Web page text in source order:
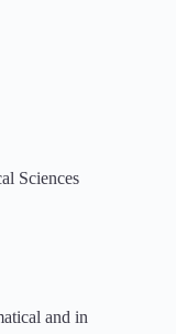
Sciences
and in